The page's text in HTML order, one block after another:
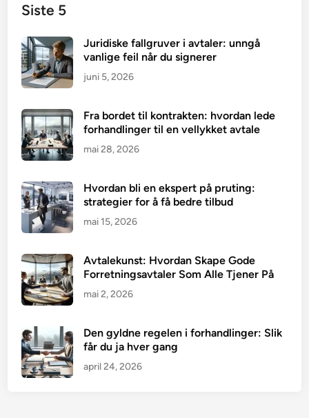
Siste 5
Juridiske fallgruver i avtaler: unngå
vanlige feil når du signerer
juni 5, 2026
Fra bordet til kontrakten: hvordan lede
forhandlinger til en vellykket avtale
mai 28, 2026
Hvordan bli en ekspert på pruting:
strategier for å få bedre tilbud
mai 15, 2026
Avtalekunst: Hvordan Skape Gode
Forretningsavtaler Som Alle Tjener På
mai 2, 2026
Den gyldne regelen i forhandlinger: Slik
får du ja hver gang
april 24, 2026